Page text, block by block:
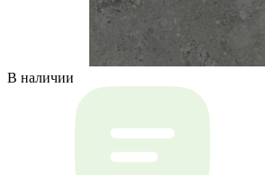
В наличии